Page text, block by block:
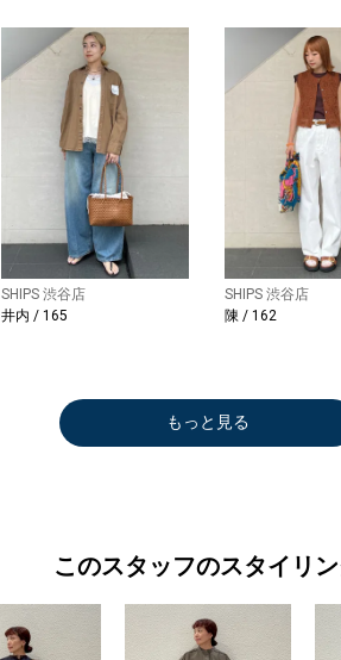
SHIPS 渋谷店
井内 / 165
SHIPS 渋谷店
陳 / 162
もっと見る
このスタッフのスタイリ